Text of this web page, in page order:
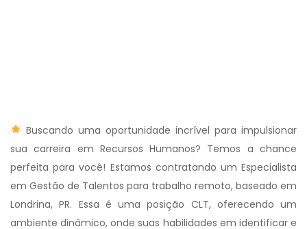
Buscando uma oportunidade incrível para impulsionar
sua carreira em Recursos Humanos? Temos a chance
perfeita para você! Estamos contratando um Especialista
em Gestão de Talentos para trabalho remoto, baseado em
Londrina, PR. Essa é uma posição CLT, oferecendo um
ambiente dinâmico, onde suas habilidades em identificar e